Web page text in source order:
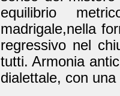
equilibrio
madrigale,nella
regressivo nel
tutti. Armonia
dialettale, con